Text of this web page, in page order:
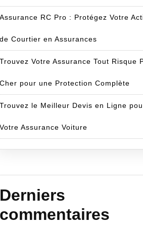
Assurance RC Pro : Protégez Votre
de Courtier en Assurances
Trouvez Votre Assurance Tout Risque
Cher pour une Protection Complète
Trouvez le Meilleur Devis en Ligne
Votre Assurance Voiture
Derniers
commentaires